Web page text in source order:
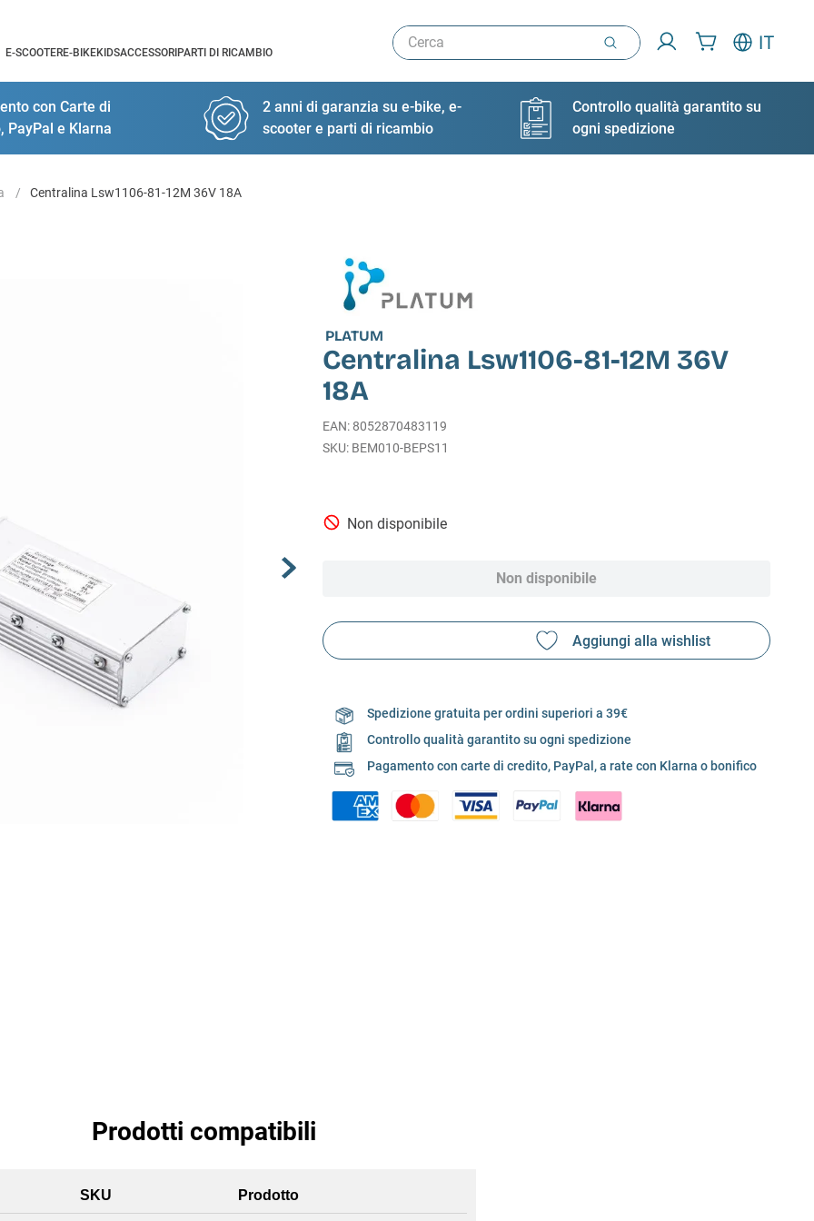
E-SCOOTERE-BIKEKIDSACCESSORI PARTI DI RICAMBIO
Cerca IT
con Carte di
PayPal e Klarna
2 anni di garanzia su e-bike, e-
scooter e parti di ricambio
Controllo qualità garantito su
ogni spedizione
Centralina Lsw1106-81-12M 36V 18A
PLATUM
Centralina Lsw1106-81-12M 36V
18A
EAN: 8052870483119
BEM010-BEPS11
Non disponibile
Non disponibile
Spedizione gratuita per ordini superiori a 39€
Controllo qualità garantito su ogni spedizione
Pagamento con carte di credito, PayPal, a rate con Klarna o bonifico
Prodotti compatibili
SKU Prodotto